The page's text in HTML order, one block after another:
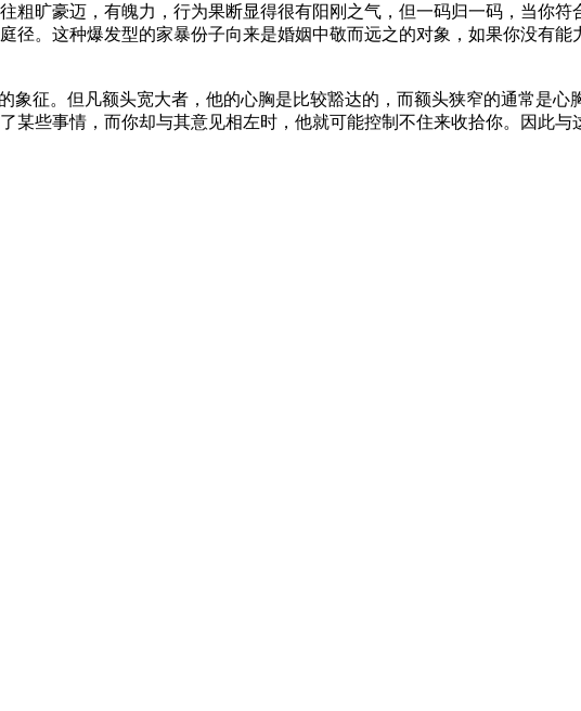
粗旷豪迈，有魄力，行为果断显得很有阳刚之气，但一码归一码，当你
。这种爆发型的家暴份子向来是婚姻中敬而远之的对象，如果你没有能
象征。但凡额头宽大者，他的心胸是比较豁达的，而额头狭窄的通常是
某些事情，而你却与其意见相左时，他就可能控制不住来收拾你。因此